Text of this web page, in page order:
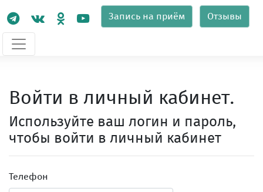
Запись на приём Отзывы
Войти в личный кабинет.
Используйте ваш логин и пароль,
чтобы войти в личный кабинет
Телефон